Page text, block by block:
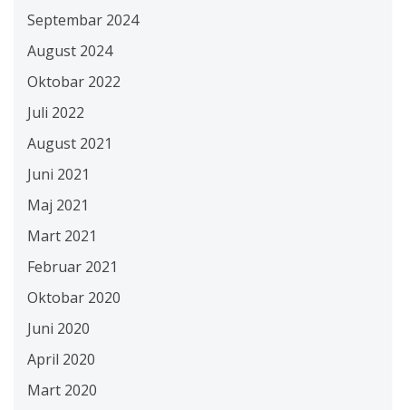
Septembar 2024
August 2024
Oktobar 2022
Juli 2022
August 2021
Juni 2021
Maj 2021
Mart 2021
Februar 2021
Oktobar 2020
Juni 2020
April 2020
Mart 2020